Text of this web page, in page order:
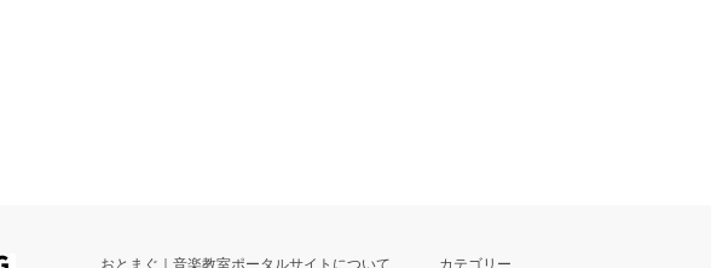
おとまぐ｜音楽教室ポータルサイトについて カテゴリー